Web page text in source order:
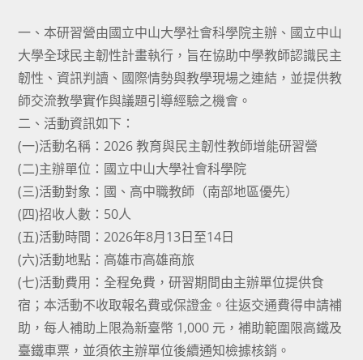
一、本研習營由國立中山大學社會科學院主辦、國立中山
大學全球民主韌性計畫執行，旨在協助中學教師認識民主
韌性、資訊判讀、國際情勢與教學現場之連結，並提供教
師交流教學實作與議題引導經驗之機會。
二、活動資訊如下：
(一)活動名稱：2026 教育與民主韌性教師增能研習營
(二)主辦單位：國立中山大學社會科學院
(三)活動對象：國、高中職教師（南部地區優先）
(四)招收人數：50人
(五)活動時間：2026年8月13日至14日
(六)活動地點：高雄市高雄商旅
(七)活動費用：全程免費，研習期間由主辦單位提供食
宿；本活動不收取報名費或保證金。往返交通費得申請補
助，每人補助上限為新臺幣 1,000 元，補助範圍限高鐵及
臺鐵車票，並須依主辦單位後續通知檢據核銷。